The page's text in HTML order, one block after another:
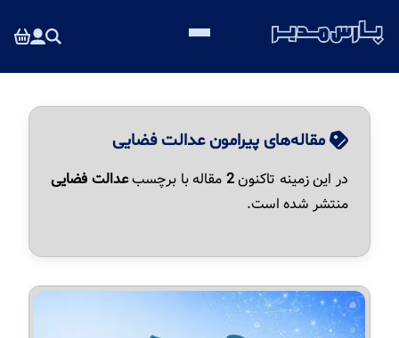
مقاله‌های پیرامون عدالت فضایی
در این زمینه تاکنون2 مقاله با برچسبعدالت فضایی
منتشر شده است.